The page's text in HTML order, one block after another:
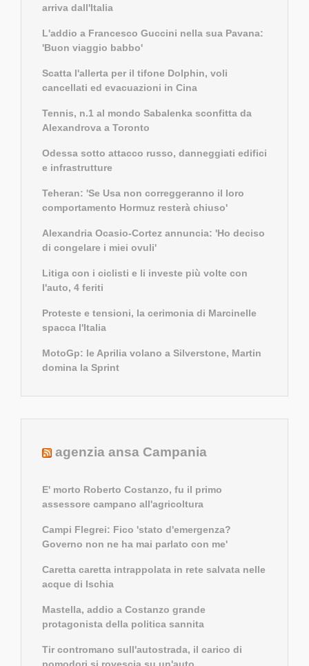
arriva dall'Italia
L'addio a Francesco Guccini nella sua Pavana:
'Buon viaggio babbo'
Scatta l'allerta per il tifone Dolphin, voli
cancellati ed evacuazioni in Cina
Tennis, n.1 al mondo Sabalenka sconfitta da
Alexandrova a Toronto
Odessa sotto attacco russo, danneggiati edifici
e infrastrutture
Teheran: 'Se Usa non correggeranno il loro
comportamento Hormuz resterà chiuso'
Alexandria Ocasio-Cortez annuncia: 'Ho deciso
di congelare i miei ovuli'
Litiga con i ciclisti e li investe più volte con
l'auto, 4 feriti
Proteste e tensioni, la cerimonia di Marcinelle
spacca l'Italia
MotoGp: le Aprilia volano a Silverstone, Martin
domina la Sprint
agenzia ansa Campania
E' morto Roberto Costanzo, fu il primo
assessore campano all'agricoltura
Campi Flegrei: Fico 'stato d'emergenza?
Governo non ne ha mai parlato con me'
Caretta caretta intrappolata in rete salvata nelle
acque di Ischia
Mastella, addio a Costanzo grande
protagonista della politica sannita
Tir contromano sull'autostrada, il carico di